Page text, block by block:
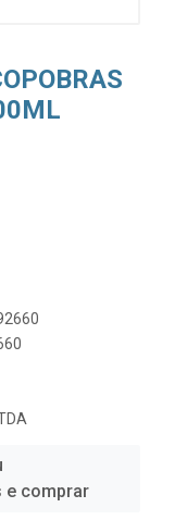
e comprar